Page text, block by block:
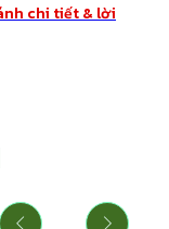
chi tiết & lời